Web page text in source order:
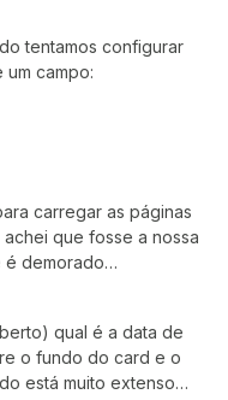
tentamos configurar
campo:
carregar as páginas
que fosse a nossa
é demorado…
qual é a data de
o fundo do card e o
está muito extenso…